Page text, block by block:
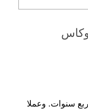
سنوات. وعملا